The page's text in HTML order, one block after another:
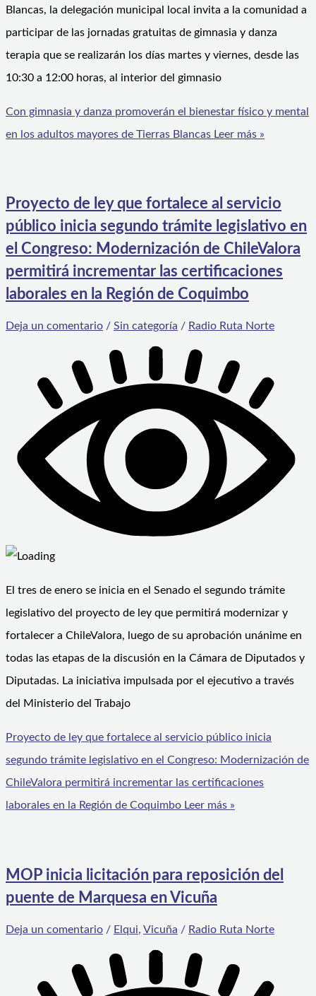
Blancas, la delegación municipal local invita a la comunidad a
participar de las jornadas gratuitas de gimnasia y danza
terapia que se realizarán los días martes y viernes, desde las
10:30 a 12:00 horas, al interior del gimnasio
Con gimnasia y danza promoverán el bienestar físico y mental
en los adultos mayores de Tierras Blancas Leer más »
Proyecto de ley que fortalece al servicio
público inicia segundo trámite legislativo en
el Congreso: Modernización de ChileValora
permitirá incrementar las certificaciones
laborales en la Región de Coquimbo
Deja un comentario / Sin categoría / Radio Ruta Norte
El tres de enero se inicia en el Senado el segundo trámite
legislativo del proyecto de ley que permitirá modernizar y
fortalecer a ChileValora, luego de su aprobación unánime en
todas las etapas de la discusión en la Cámara de Diputados y
Diputadas. La iniciativa impulsada por el ejecutivo a través
del Ministerio del Trabajo
Proyecto de ley que fortalece al servicio público inicia
segundo trámite legislativo en el Congreso: Modernización de
ChileValora permitirá incrementar las certificaciones
laborales en la Región de Coquimbo Leer más »
MOP inicia licitación para reposición del
puente de Marquesa en Vicuña
Deja un comentario / Elqui, Vicuña / Radio Ruta Norte